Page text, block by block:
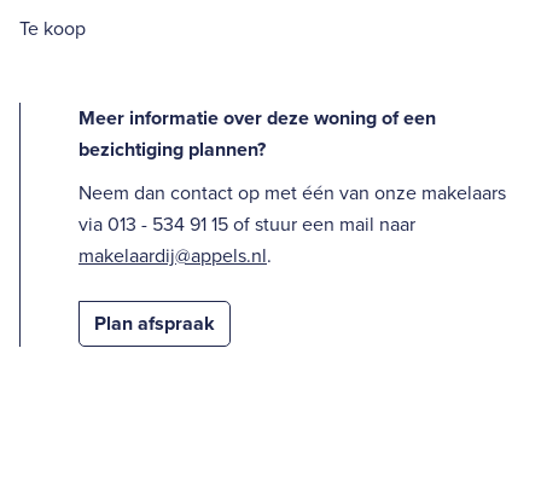
Te koop
Meer informatie over deze woning of een
bezichtiging plannen?
Neem dan contact op met één van onze makelaars
via 013 - 534 91 15 of stuur een mail naar
makelaardij@appels.nl.
Plan afspraak